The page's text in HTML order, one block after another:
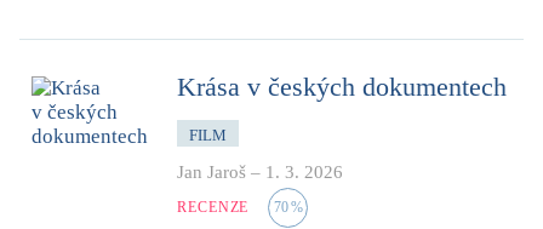
Krása v českých dokumentech
FILM
Jan Jaroš – 1. 3. 2026
RECENZE 70%